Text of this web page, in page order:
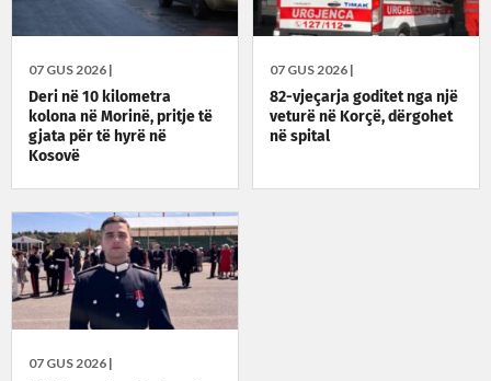
07 GUS 2026 |
Deri në 10 kilometra
kolona në Morinë, pritje të
gjata për të hyrë në
Kosovë
07 GUS 2026 |
82-vjeçarja goditet nga një
veturë në Korçë, dërgohet
në spital
07 GUS 2026 |